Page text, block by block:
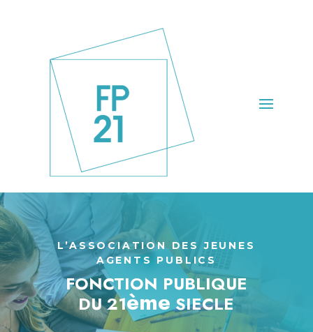
L’ASSOCIATION DES JEUNES
AGENTS PUBLICS
FONCTION PUBLIQUE
DU 21èmeSIECLE